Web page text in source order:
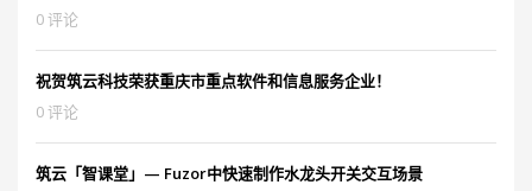
0 评论
祝贺筑云科技荣获重庆市重点软件和信息服务企业！
0 评论
筑云「智课堂」— Fuzor中快速制作水龙头开关交互场景